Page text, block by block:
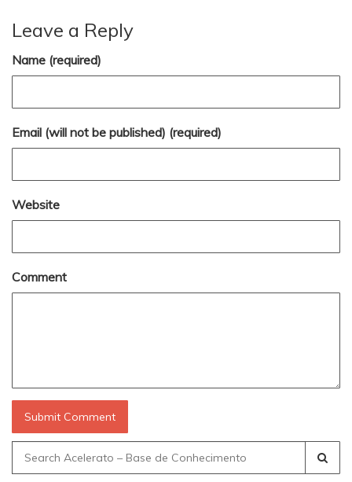
Leave a Reply
Name (required)
Email (will not be published) (required)
Website
Comment
Search
for: